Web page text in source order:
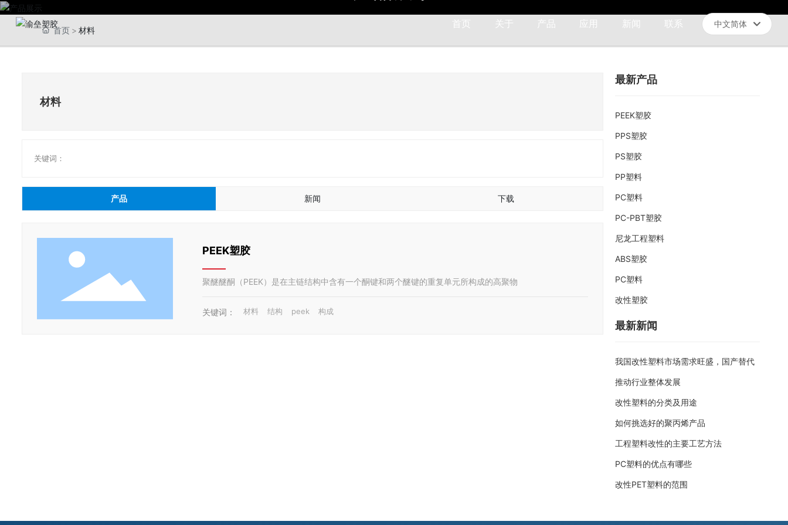
首页 关于 产品 应用 新闻 联系 中文简体
العربية
首页 材料
材料
关键词：
产品 新闻 下载
PEEK塑胶
聚醚醚酮（PEEK）是在主链结构中含有一个酮键和两个醚键的重复单元所构成的高聚物
关键词： 材料 结构 peek 构成
最新产品
PEEK塑胶
PPS塑胶
PS塑胶
PP塑料
PC塑料
PC-PBT塑胶
尼龙工程塑料
ABS塑胶
PC塑料
改性塑胶
最新新闻
我国改性塑料市场需求旺盛，国产替代
推动行业整体发展
改性塑料的分类及用途
如何挑选好的聚丙烯产品
工程塑料改性的主要工艺方法
PC塑料的优点有哪些
改性PET塑料的范围